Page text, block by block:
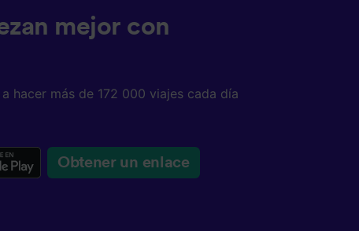
mejor con
hacer más de 172 000 viajes cada día
Obtener un enlace